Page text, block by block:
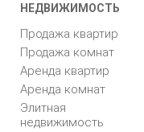
НЕДВИЖИМОСТЬ
Продажа квартир
Продажа комнат
Аренда квартир
Аренда комнат
Элитная
недвижимость